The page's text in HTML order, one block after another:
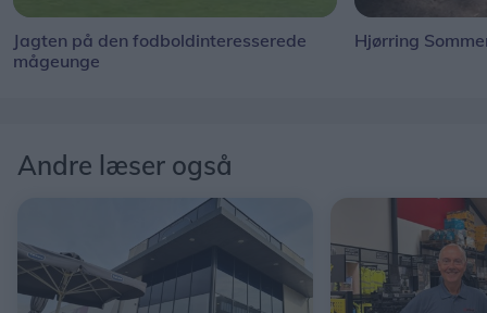
Jagten på den fodboldinteresserede
mågeunge
Hjørring
Andre læser også